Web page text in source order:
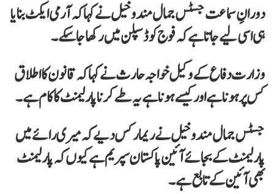
دورانِ سماعت جسٹس جمال مندوخیل نے کہاکہ آرمی ایکٹ بنایا
ہی اسی لیے جاتا ہےکہ فوج کو ڈسپلن میں رکھا جاسکے۔
وزارت دفاع کے وکیل خواجہ حارث نے کہاکہ قانون کا اطلاق
کس پر ہونا ہے اور کیسے ہونا ہے یہ طے کرنا پارلیمنٹ کا کام ہے۔
جسٹس جمال مندوخیل نے ریمارکس دیےکہ میری رائے میں
پارلیمنٹ کے بجائے آئین پاکستان سپریم ہے کیوں کہ پارلیمنٹ
بھی آئین کےتابع ہے۔